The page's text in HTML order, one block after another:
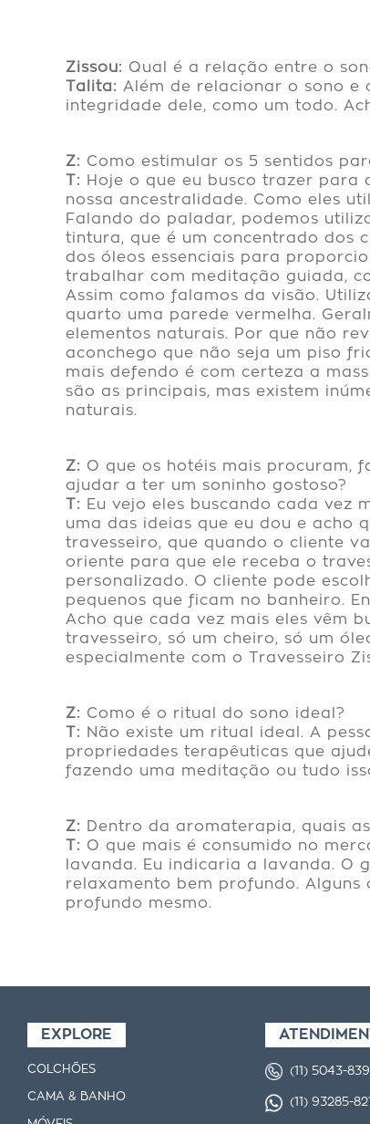
Zissou: Qual é a relação entre o
Talita: Além de relacionar o sono e
integridade dele, como um todo.
Z: Como estimular os 5 sentidos
T:
Hoje o que eu busco trazer para
nossa ancestralidade. Como eles
Falando do paladar, podemos
tintura, que é um concentrado dos
dos óleos essenciais para
trabalhar com meditação guiada,
Assim como falamos da visão.
quarto uma parede vermelha.
elementos naturais. Por que não
aconchego que não seja um piso
mais defendo é com certeza a
são as principais, mas existem
naturais.
Z: O que os hotéis mais procuram,
ajudar a ter um soninho gostoso?
T:
Eu vejo eles buscando cada vez
uma das ideias que eu dou e acho
travesseiro, que quando o cliente
oriente para que ele receba o
personalizado. O cliente pode
pequenos que ficam no banheiro.
Acho que cada vez mais eles vêm
travesseiro, só um cheiro, só um
especialmente com o Travesseiro
Z: Como é o ritual do sono ideal?
T:
Não existe um ritual ideal. A
propriedades terapêuticas que
fazendo uma meditação ou tudo
Z:
Dentro da aromaterapia, quais
T: O que mais é consumido no
lavanda. Eu indicaria a lavanda. O
relaxamento bem profundo. Alguns
profundo mesmo.
EXPLORE
COLCHÕES
CAMA & BANHO
(11) 5043-
(11) 93285-